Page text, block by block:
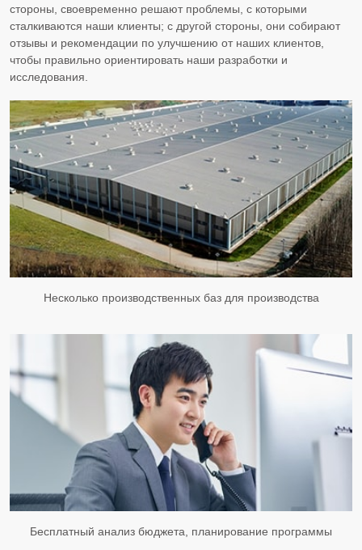
стороны, своевременно решают проблемы, с которыми
сталкиваются наши клиенты; с другой стороны, они собирают
отзывы и рекомендации по улучшению от наших клиентов,
чтобы правильно ориентировать наши разработки и
исследования.
Несколько производственных баз для производства
Бесплатный анализ бюджета, планирование программы